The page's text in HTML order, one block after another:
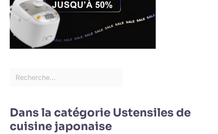
Dans la catégorie Ustensiles de
cuisine japonaise